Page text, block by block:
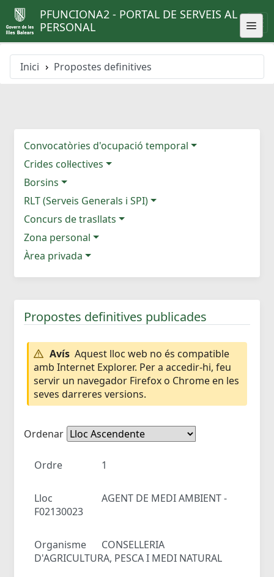
PFUNCIONA2 - PORTAL DE SERVEIS AL
PERSONAL
Inici Propostes definitives
Convocatòries d'ocupació temporal
Crides col·lectives
Borsins
RLT (Serveis Generals i SPI)
Concurs de trasllats
Zona personal
Àrea privada
Propostes definitives publicades
Avís Aquest lloc web no és compatible
amb Internet Explorer. Per a accedir-hi, feu
servir un navegador Firefox o Chrome en les
seves darreres versions.
Ordenar
Ordre 1
Lloc
AGENT DE MEDI AMBIENT -
F02130023
Organisme
CONSELLERIA
D'AGRICULTURA, PESCA I MEDI NATURAL